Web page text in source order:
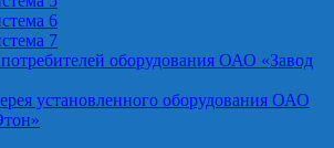
6
7
оборудования ОАО «Завод
установленного оборудования ОАО